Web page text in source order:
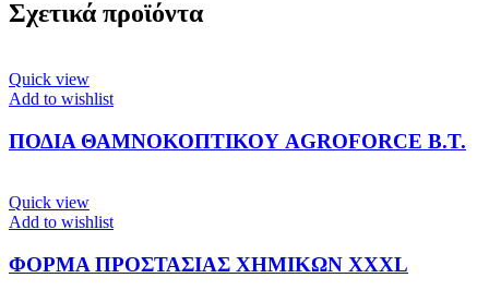
Σχετικά προϊόντα
Quick view
Add to wishlist
ΠΟΔΙΑ ΘΑΜΝΟΚΟΠΤΙΚΟΥ AGROFORCE Β.Τ.
Quick view
Add to wishlist
ΦΟΡΜΑ ΠΡΟΣΤΑΣΙΑΣ ΧΗΜΙΚΩΝ XXXL